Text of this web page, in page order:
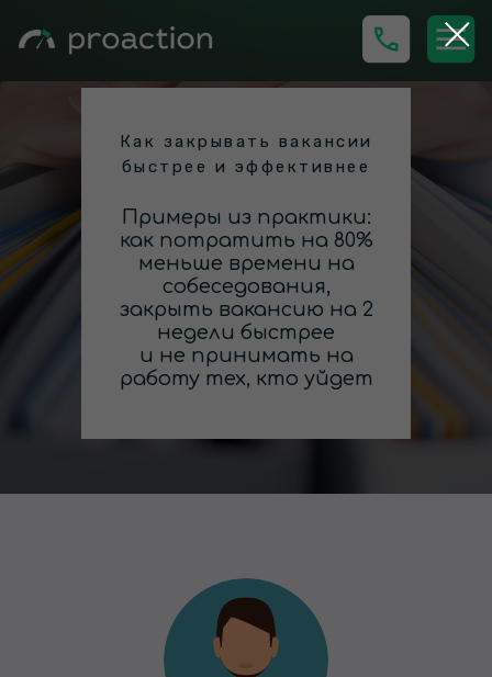
Примеры из практики:
как потратить на 80%
меньше времени на
собеседования,
закрыть вакансию на 2
недели быстрее
и не принимать на
работу тех, кто уйдет
Как закрывать вакансии
быстрее и эффективнее